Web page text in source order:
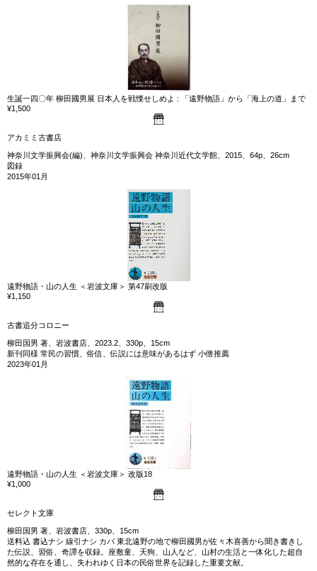
生誕一四〇年 柳田國男展 日本人を戦慄せしめよ : 「遠野物語」から「海上の道」まで
¥1,500
アカミミ古書店
神奈川文学振興会(編)、神奈川文学振興会 神奈川近代文学館、2015、64p、26cm
図録
2015年01月
遠野物語・山の人生 ＜岩波文庫＞ 第47刷改版
¥1,150
古書追分コロニー
柳田国男 著、岩波書店、2023.2、330p、15cm
新刊同様 常民の習慣、俗信、伝説には意味があるはず 小僧推薦
2023年01月
遠野物語・山の人生 ＜岩波文庫＞ 改版18
¥1,000
セレクト文庫
柳田国男 著、岩波書店、330p、15cm
送料込 書込ナシ 線引ナシ カバ 東北遠野の地で柳田國男が佐々木喜善から聞き書きし
た伝説、習俗、奇譚を収録。座敷童、天狗、山人など、山村の生活と一体化した超自
然的な存在を通し、失われゆく日本の民俗世界を記録した重要文献。